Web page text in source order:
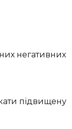
негативних
підвищену